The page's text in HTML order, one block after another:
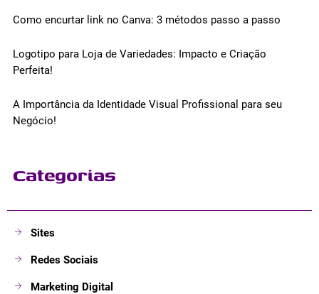
Como encurtar link no Canva: 3 métodos passo a passo
Logotipo para Loja de Variedades: Impacto e Criação
Perfeita!
A Importância da Identidade Visual Profissional para seu
Negócio!
Categorias
Sites
Redes Sociais
Marketing Digital